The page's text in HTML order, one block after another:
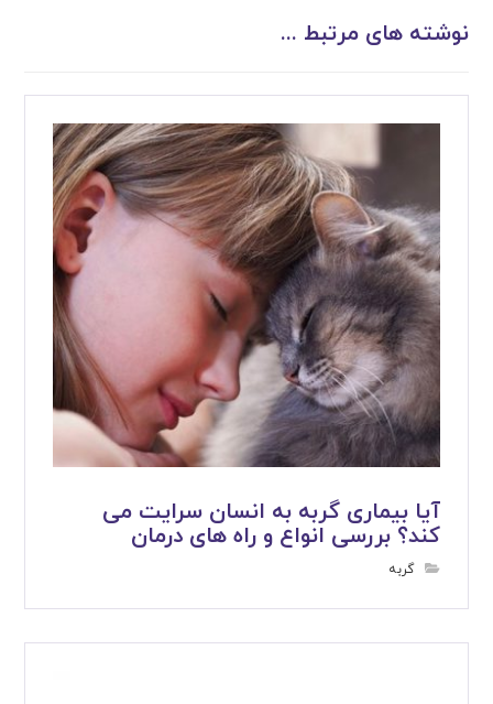
نوشته های مرتبط ...
آیا بیماری گربه به انسان سرایت می
کند؟ بررسی انواع و راه های درمان
گربه